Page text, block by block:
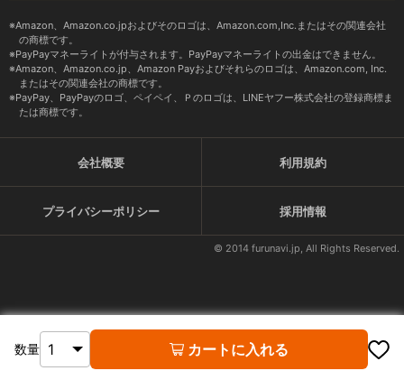
数量 カートに入れる
Amazon、Amazon.co.jpおよびそのロゴは、Amazon.com,Inc.またはその関連会社
の商標です。
PayPayマネーライトが付与されます。PayPayマネーライトの出金はできません。
Amazon、Amazon.co.jp、Amazon Payおよびそれらのロゴは、Amazon.com, Inc.
またはその関連会社の商標です。
PayPay、PayPayのロゴ、ペイペイ、Ｐのロゴは、LINEヤフー株式会社の登録商標ま
たは商標です。
会社概要 利用規約
プライバシーポリシー 採用情報
© 2014 furunavi.jp, All Rights Reserved.